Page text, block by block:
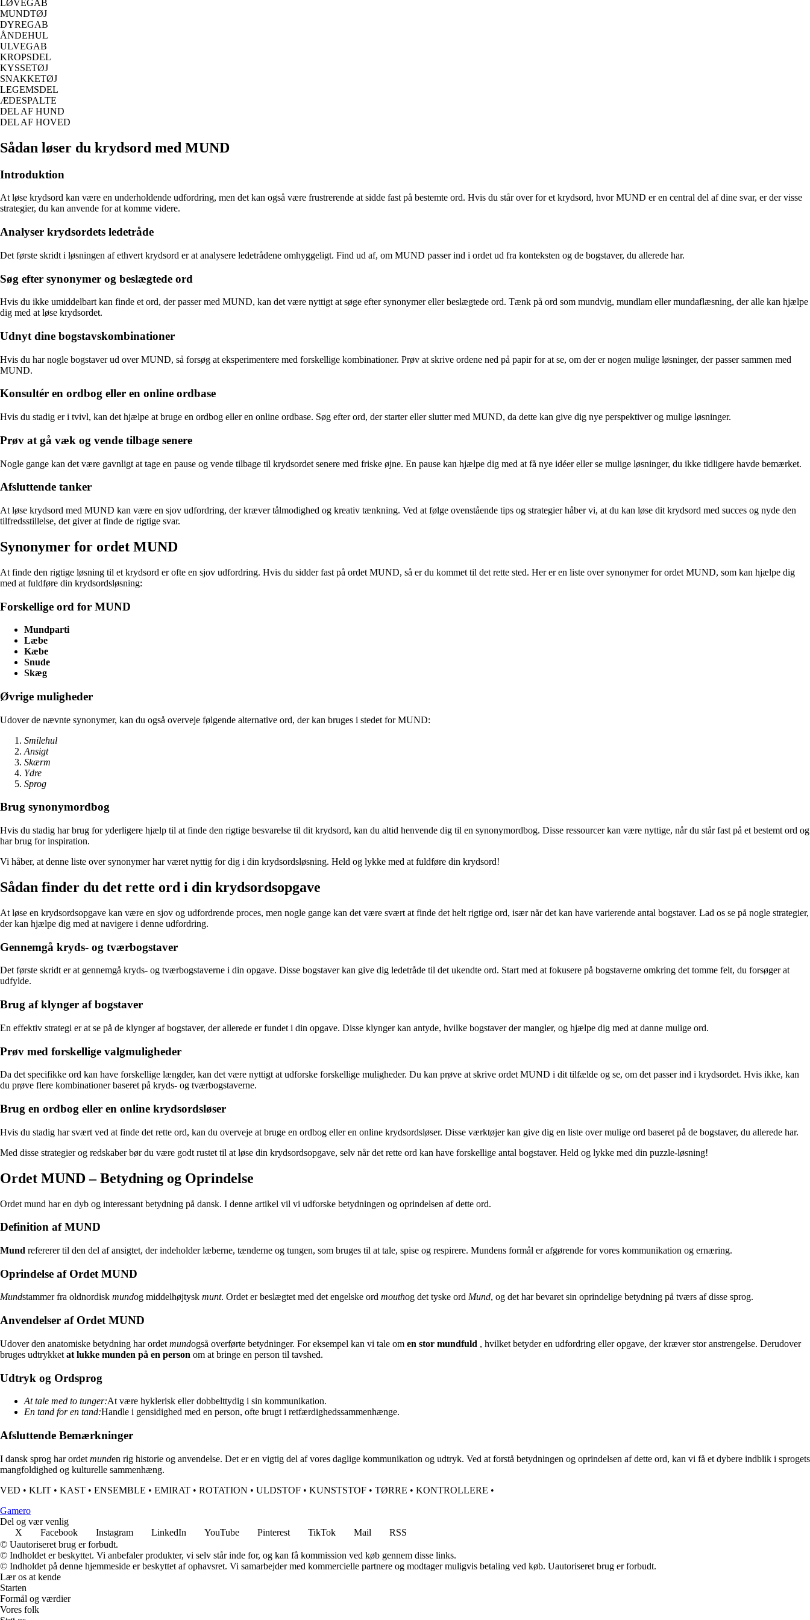
LØVEGAB
MUNDTØJ
DYREGAB
ÅNDEHUL
ULVEGAB
KROPSDEL
KYSSETØJ
SNAKKETØJ
LEGEMSDEL
ÆDESPALTE
DEL AF HUND
DEL AF HOVED
Sådan løser du krydsord med MUND
Introduktion
At løse krydsord kan være en underholdende udfordring, men det kan også være frustrerende at sidde fast på bestemte ord. Hvis du står over for et krydsord, hvor MUND er en central del af dine svar, er der visse
strategier, du kan anvende for at komme videre.
Analyser krydsordets ledetråde
Det første skridt i løsningen af ethvert krydsord er at analysere ledetrådene omhyggeligt. Find ud af, om MUND passer ind i ordet ud fra konteksten og de bogstaver, du allerede har.
Søg efter synonymer og beslægtede ord
Hvis du ikke umiddelbart kan finde et ord, der passer med MUND, kan det være nyttigt at søge efter synonymer eller beslægtede ord. Tænk på ord som mundvig, mundlam eller mundaflæsning, der alle kan hjælpe
dig med at løse krydsordet.
Udnyt dine bogstavskombinationer
Hvis du har nogle bogstaver ud over MUND, så forsøg at eksperimentere med forskellige kombinationer. Prøv at skrive ordene ned på papir for at se, om der er nogen mulige løsninger, der passer sammen med
MUND.
Konsultér en ordbog eller en online ordbase
Hvis du stadig er i tvivl, kan det hjælpe at bruge en ordbog eller en online ordbase. Søg efter ord, der starter eller slutter med MUND, da dette kan give dig nye perspektiver og mulige løsninger.
Prøv at gå væk og vende tilbage senere
Nogle gange kan det være gavnligt at tage en pause og vende tilbage til krydsordet senere med friske øjne. En pause kan hjælpe dig med at få nye idéer eller se mulige løsninger, du ikke tidligere havde bemærket.
Afsluttende tanker
At løse krydsord med MUND kan være en sjov udfordring, der kræver tålmodighed og kreativ tænkning. Ved at følge ovenstående tips og strategier håber vi, at du kan løse dit krydsord med succes og nyde den
tilfredsstillelse, det giver at finde de rigtige svar.
Synonymer for ordet MUND
At finde den rigtige løsning til et krydsord er ofte en sjov udfordring. Hvis du sidder fast på ordet MUND, så er du kommet til det rette sted. Her er en liste over synonymer for ordet MUND, som kan hjælpe dig
med at fuldføre din krydsordsløsning:
Forskellige ord for MUND
Mundparti
Læbe
Kæbe
Snude
Skæg
Øvrige muligheder
Udover de nævnte synonymer, kan du også overveje følgende alternative ord, der kan bruges i stedet for MUND:
Smilehul
Ansigt
Skærm
Ydre
Sprog
Brug synonymordbog
Hvis du stadig har brug for yderligere hjælp til at finde den rigtige besvarelse til dit krydsord, kan du altid henvende dig til en synonymordbog. Disse ressourcer kan være nyttige, når du står fast på et bestemt ord og
har brug for inspiration.
Vi håber, at denne liste over synonymer har været nyttig for dig i din krydsordsløsning. Held og lykke med at fuldføre din krydsord!
Sådan finder du det rette ord i din krydsordsopgave
At løse en krydsordsopgave kan være en sjov og udfordrende proces, men nogle gange kan det være svært at finde det helt rigtige ord, især når det kan have varierende antal bogstaver. Lad os se på nogle strategier,
der kan hjælpe dig med at navigere i denne udfordring.
Gennemgå kryds- og tværbogstaver
Det første skridt er at gennemgå kryds- og tværbogstaverne i din opgave. Disse bogstaver kan give dig ledetråde til det ukendte ord. Start med at fokusere på bogstaverne omkring det tomme felt, du forsøger at
udfylde.
Brug af klynger af bogstaver
En effektiv strategi er at se på de klynger af bogstaver, der allerede er fundet i din opgave. Disse klynger kan antyde, hvilke bogstaver der mangler, og hjælpe dig med at danne mulige ord.
Prøv med forskellige valgmuligheder
Da det specifikke ord kan have forskellige længder, kan det være nyttigt at udforske forskellige muligheder. Du kan prøve at skrive ordet MUND i dit tilfælde og se, om det passer ind i krydsordet. Hvis ikke, kan
du prøve flere kombinationer baseret på kryds- og tværbogstaverne.
Brug en ordbog eller en online krydsordsløser
Hvis du stadig har svært ved at finde det rette ord, kan du overveje at bruge en ordbog eller en online krydsordsløser. Disse værktøjer kan give dig en liste over mulige ord baseret på de bogstaver, du allerede har.
Med disse strategier og redskaber bør du være godt rustet til at løse din krydsordsopgave, selv når det rette ord kan have forskellige antal bogstaver. Held og lykke med din puzzle-løsning!
Ordet MUND – Betydning og Oprindelse
Ordet mund har en dyb og interessant betydning på dansk. I denne artikel vil vi udforske betydningen og oprindelsen af dette ord.
Definition af MUND
Mund refererer til den del af ansigtet, der indeholder læberne, tænderne og tungen, som bruges til at tale, spise og respirere. Mundens formål er afgørende for vores kommunikation og ernæring.
Oprindelse af Ordet MUND
Mundstammer fra oldnordisk mundog middelhøjtysk munt. Ordet er beslægtet med det engelske ord mouthog det tyske ord Mund, og det har bevaret sin oprindelige betydning på tværs af disse sprog.
Anvendelser af Ordet MUND
Udover den anatomiske betydning har ordet mundogså overførte betydninger. For eksempel kan vi tale om en stor mundfuld , hvilket betyder en udfordring eller opgave, der kræver stor anstrengelse. Derudover
bruges udtrykket at lukke munden på en person om at bringe en person til tavshed.
Udtryk og Ordsprog
At tale med to tunger:At være hyklerisk eller dobbelttydig i sin kommunikation.
En tand for en tand:Handle i gensidighed med en person, ofte brugt i retfærdighedssammenhænge.
Afsluttende Bemærkninger
I dansk sprog har ordet munden rig historie og anvendelse. Det er en vigtig del af vores daglige kommunikation og udtryk. Ved at forstå betydningen og oprindelsen af dette ord, kan vi få et dybere indblik i sprogets
mangfoldighed og kulturelle sammenhæng.
VED • KLIT • KAST • ENSEMBLE • EMIRAT • ROTATION • ULDSTOF • KUNSTSTOF • TØRRE • KONTROLLERE •
Gamero
Del og vær venlig
X
Facebook Instagram LinkedIn YouTube Pinterest TikTok Mail
RSS
© Uautoriseret brug er forbudt.
© Indholdet er beskyttet. Vi anbefaler produkter, vi selv står inde for, og kan få kommission ved køb gennem disse links.
© Indholdet på denne hjemmeside er beskyttet af ophavsret. Vi samarbejder med kommercielle partnere og modtager muligvis betaling ved køb. Uautoriseret brug er forbudt.
Lær os at kende
Starten
Formål og værdier
Vores folk